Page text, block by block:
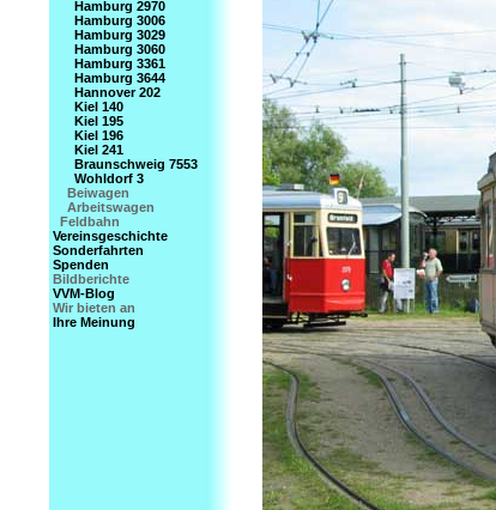
Hamburg 2970
Hamburg 3006
Hamburg 3029
Hamburg 3060
Hamburg 3361
Hamburg 3644
Hannover 202
Kiel 140
Kiel 195
Kiel 196
Kiel 241
Braunschweig 7553
Wohldorf 3
Beiwagen
Arbeitswagen
Feldbahn
Vereinsgeschichte
Sonderfahrten
Spenden
Bildberichte
VVM-Blog
Wir bieten an
Ihre Meinung